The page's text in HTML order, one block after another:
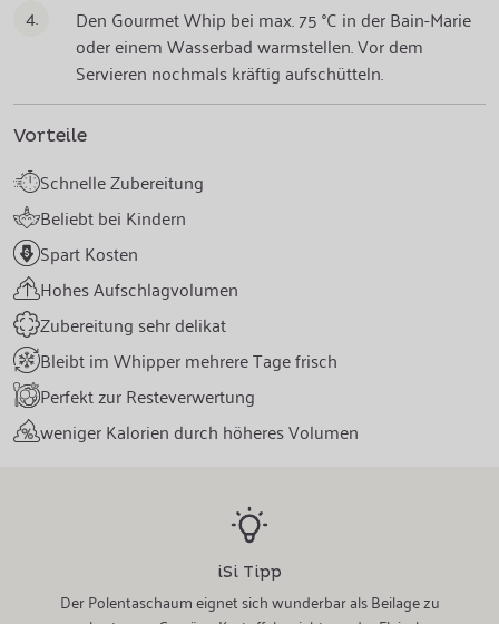
4.
Den Gourmet Whip bei max. 75 °C in der Bain-Marie
oder einem Wasserbad warmstellen. Vor dem
Servieren nochmals kräftig aufschütteln.
Vorteile
Schnelle Zubereitung
Beliebt bei Kindern
Spart Kosten
Hohes Aufschlagvolumen
Zubereitung sehr delikat
Bleibt im Whipper mehrere Tage frisch
Perfekt zur Resteverwertung
weniger Kalorien durch höheres Volumen
iSi Tipp
Der Polentaschaum eignet sich wunderbar als Beilage zu